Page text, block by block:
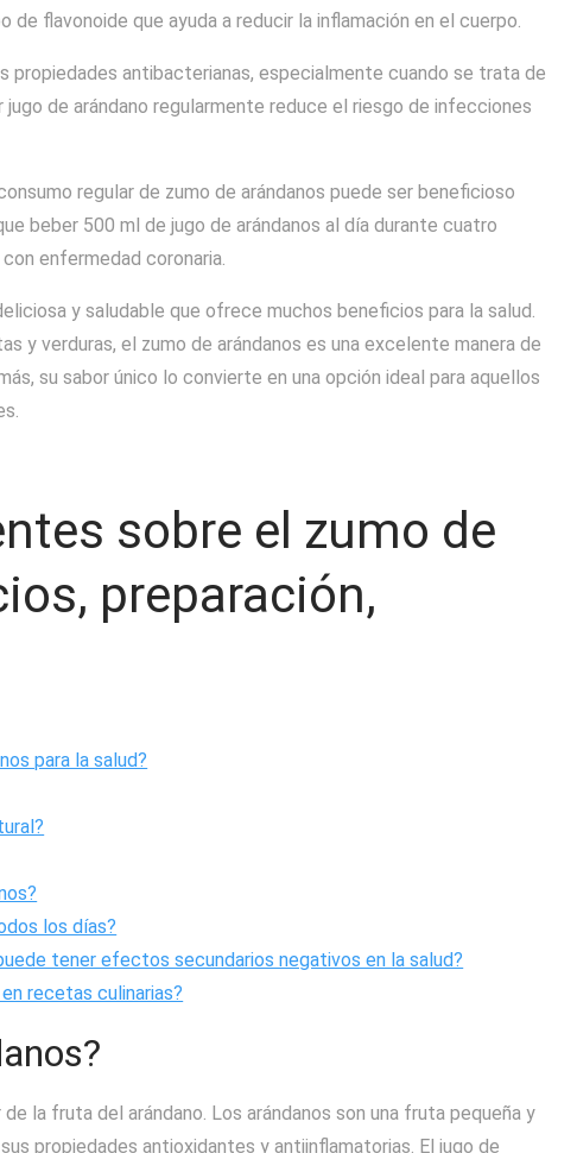
flavonoide que ayuda a reducir la inflamación en el cuerpo.
propiedades antibacterianas, especialmente cuando se trata de
de arándano regularmente reduce el riesgo de infecciones
regular de zumo de arándanos puede ser beneficioso
beber 500 ml de jugo de arándanos al día durante cuatro
enfermedad coronaria.
y saludable que ofrece muchos beneficios para la salud.
y verduras, el zumo de arándanos es una excelente manera de
su sabor único lo convierte en una opción ideal para aquellos
sobre el zumo de
preparación,
para la salud?
los días?
tener efectos secundarios negativos en la salud?
recetas culinarias?
la fruta del arándano. Los arándanos son una fruta pequeña y
propiedades antioxidantes y antiinflamatorias. El jugo de